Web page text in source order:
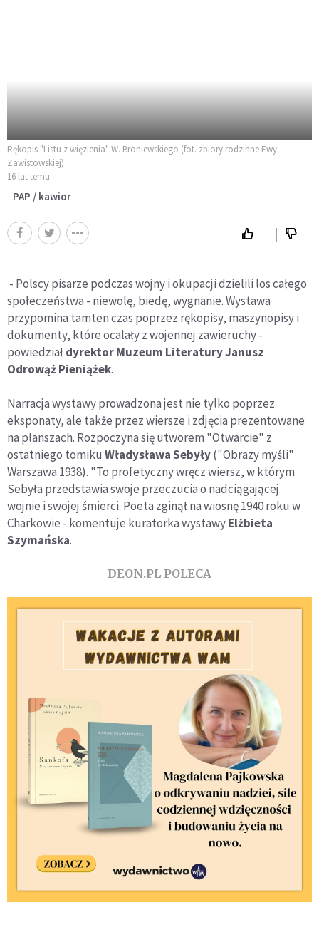
Rękopis "Listu z więzienia" W. Broniewskiego (fot. zbiory rodzinne Ewy
Zawistowskiej)
16 lat temu
PAP / kawior
- Polscy pisarze podczas wojny i okupacji dzielili los całego
społeczeństwa - niewolę, biedę, wygnanie. Wystawa
przypomina tamten czas poprzez rękopisy, maszynopisy i
dokumenty, które ocalały z wojennej zawieruchy -
powiedziałdyrektor Muzeum Literatury Janusz
Odrowąż Pieniążek.
Narracja wystawy prowadzona jest nie tylko poprzez
eksponaty, ale także przez wiersze i zdjęcia prezentowane
na planszach. Rozpoczyna się utworem "Otwarcie" z
ostatniego tomiku Władysława Sebyły("Obrazy myśli"
Warszawa 1938). "To profetyczny wręcz wiersz, w którym
Sebyła przedstawia swoje przeczucia o nadciągającej
wojnie i swojej śmierci. Poeta zginął na wiosnę 1940 roku w
Charkowie - komentuje kuratorka wystawyElżbieta
Szymańska.
DEON.PL POLECA